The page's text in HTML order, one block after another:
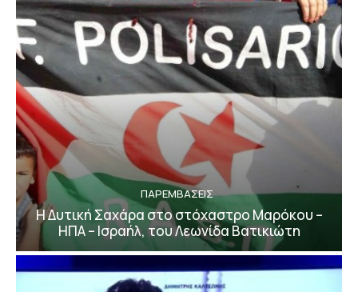
ΠΑΡΕΜΒΑΣΕΙΣ
Η Δυτική Σαχάρα στο στόχαστρο Μαρόκου –
ΗΠΑ – Ισραήλ, του Λεωνίδα Βατικιώτη